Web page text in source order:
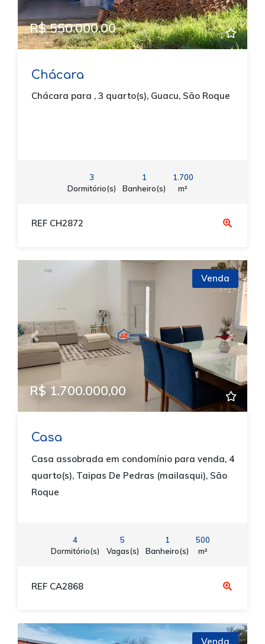
R$ 550.000,00
Chácara
Chácara para , 3 quarto(s), Guacu, São Roque
3
Dormitório(s)
1
Banheiro(s)
1.700
m²
REF CH2872
Previous Next
Venda
R$ 1.700.000,00
Casa
Casa assobrada em condomínio para venda, 4
quarto(s), Taipas De Pedras (mailasqui), São
Roque
4
Dormitório(s)
5
Vagas(s)
1
Banheiro(s)
500
m²
REF CA2868
Venda